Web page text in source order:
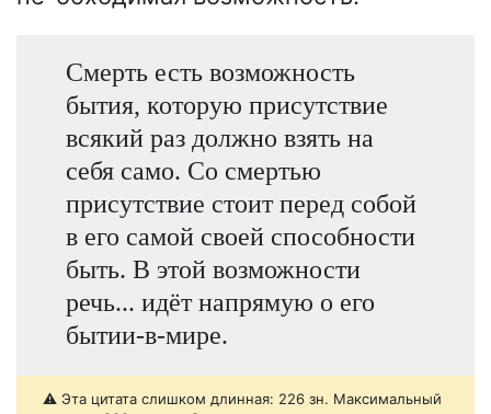
Смерть есть возможность
бытия, которую присутствие
всякий раз должно взять на
себя само. Со смертью
присутствие стоит перед собой
в его самой своей способности
быть. В этой возможности
речь... идёт напрямую о его
бытии-в-мире.
⚠️ Эта цитата слишком длинная: 226 зн. Максимальный